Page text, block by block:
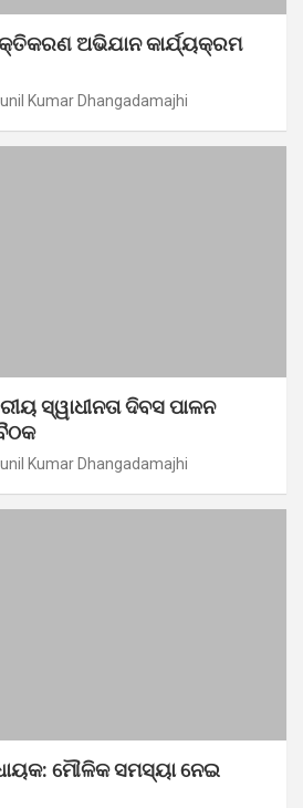
ଅଭିଯାନ କାର୍ଯ୍ୟକ୍ରମ
Kumar Dhangadamajhi
ସ୍ୱାଧୀନତା ଦିବସ ପାଳନ
Kumar Dhangadamajhi
ମୌଳିକ ସମସ୍ୟା ନେଇ